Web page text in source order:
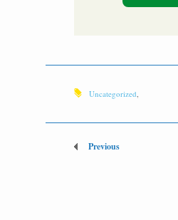
Uncategorized,
Previous